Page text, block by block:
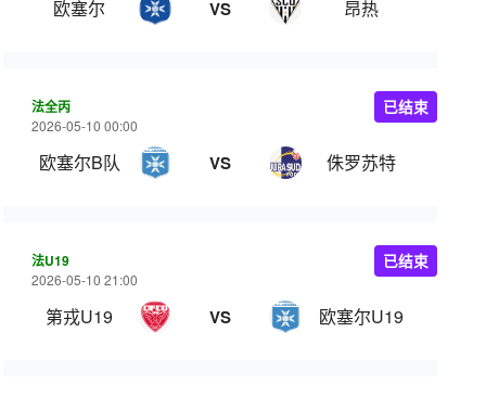
欧塞尔 VS 昂热
法全丙
2026-05-10 00:00
欧塞尔B队 VS 侏罗苏特
已结束
法U19
2026-05-10 21:00
第戎U19 VS 欧塞尔U19
已结束